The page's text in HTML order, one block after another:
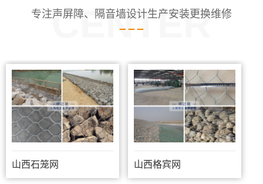
CENTER
专注声屏障、隔音墙设计生产安装更换维修
山西石笼网 山西格宾网